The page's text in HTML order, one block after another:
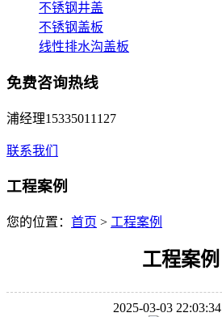
不锈钢井盖
不锈钢盖板
线性排水沟盖板
免费咨询热线
浦经理15335011127
联系我们
工程案例
您的位置： 首页 > 工程案例
工程案例
2025-03-03 22:03:34